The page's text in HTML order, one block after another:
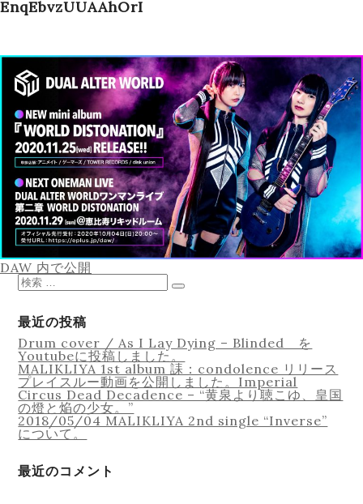
Schedule
Works
Profile
Equipment
Lesson
EnqEbvzUUAAhOrI
投
稿
DAW 内で公開
検
索
象:
検
最近の投稿
Drum cover / As I Lay Dying – Blinded を
Youtubeに投稿しました。
MALIKLIYA 1st album 誄：condolence リリース
プレイスルー動画を公開しました。Imperial
Circus Dead Decadence – “黄泉より聴こゆ、皇国
の燈と焔の少女。”
2018/05/04 MALIKLIYA 2nd single “Inverse”
について。
最近のコメント